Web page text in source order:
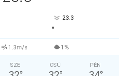
23.3
°
1.3m/s 1%
SZE CSÜ PÉN